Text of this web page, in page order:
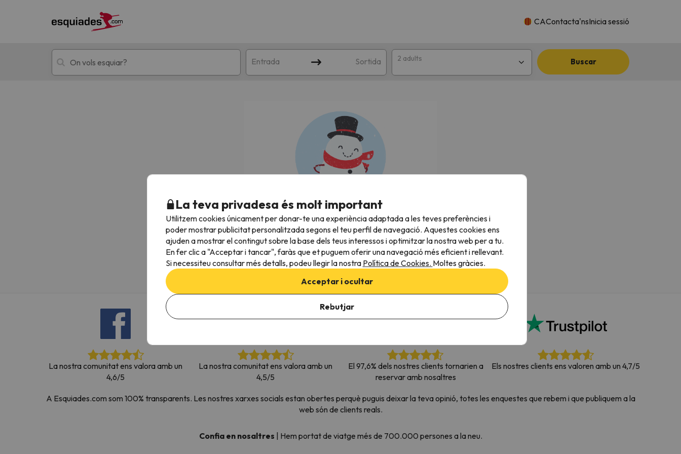
CAContacta'nsInicia sessió
Entrada Sortida 2 adults Buscar
Vaja! Sembla que el nostre cercador ha perdut el nord. Quan trobi la seva brúixola torna.
Estem buscant les millors ofertes!
La nostra comunitat ens valora amb un
4,6/5
La nostra comunitat ens valora amb un
4,5/5
El 97,6% dels nostres clients tornarien a
reservar amb nosaltres
Els nostres clients ens valoren amb un 4,7/5
A Esquiades.com som 100% transparents. Les nostres xarxes socials estan obertes perquè puguis deixar la teva opinió, totes les enquestes que rebem i que publiquem a la
web són de clients reals.
Confia en nosaltres Hem portat de viatge més de 700.000 persones a la neu.
La teva privadesa és molt important
Utilitzem cookies únicament per donar-te una experiència adaptada a les teves preferències i
poder mostrar publicitat personalitzada segons el teu perfil de navegació. Aquestes cookies ens
ajuden a mostrar el contingut sobre la base dels teus interessos i optimitzar la nostra web per a tu.
En fer clic a "Acceptar i tancar", faràs que et puguem oferir una navegació més eficient i rellevant.
Si necessiteu consultar més detalls, podeu llegir la nostra Política de Cookies. Moltes gràcies.
Acceptar i ocultar
Rebutjar